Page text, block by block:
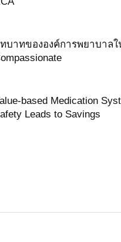
บาทขององค์การพยาบาลใ
based Medication
Leads to Savings